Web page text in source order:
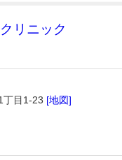
リニック
丁目1-23 [地図]